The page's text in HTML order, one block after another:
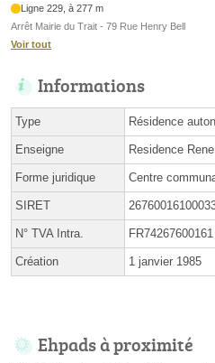
Ligne 229, à 277 m
Arrêt Mairie du Trait - 79 Rue Henry Bell
Voir tout
Informations
Type Résidence
Enseigne Residence
Forme juridique Centre
SIRET
N° TVA Intra. FR74267600161
Création 1 janvier 1985
Ehpads à proximité